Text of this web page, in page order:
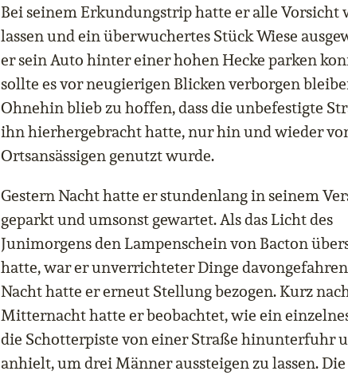
Bei seinem Erkundungstrip hatte er alle Vorsicht
lassen und ein überwuchertes Stück Wiese
er sein Auto hinter einer hohen Hecke parken
sollte es vor neugierigen Blicken verborgen
Ohnehin blieb zu hoffen, dass die unbefestigte
ihn hierhergebracht hatte, nur hin und wieder
Ortsansässigen genutzt wurde.
Gestern Nacht hatte er stundenlang in seinem
geparkt und umsonst gewartet. Als das Licht des
Junimorgens den Lampenschein von Bacton
hatte, war er unverrichteter Dinge
Nacht hatte er erneut Stellung bezogen. Kurz
Mitternacht hatte er beobachtet, wie ein
die Schotterpiste von einer Straße hinunterfuhr
anhielt, um drei Männer aussteigen zu lassen.